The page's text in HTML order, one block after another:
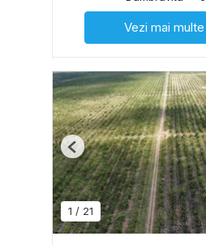
Vezi mai
1 / 21
Previous